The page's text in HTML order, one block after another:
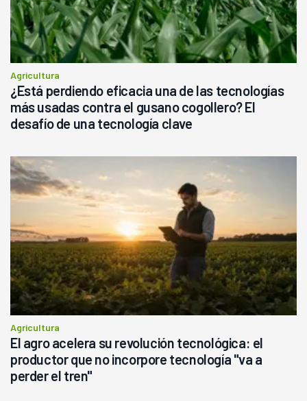
Agricultura
¿Está perdiendo eficacia una de las tecnologías
más usadas contra el gusano cogollero? El
desafío de una tecnología clave
Agricultura
El agro acelera su revolución tecnológica: el
productor que no incorpore tecnología "va a
perder el tren"